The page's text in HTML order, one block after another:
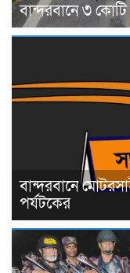
বান্দরবানে ৩
বান্দরবানে
পর্যটকের